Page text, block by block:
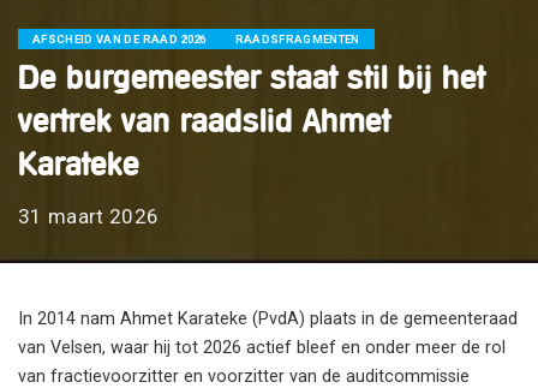
AFSCHEID VAN DE RAAD 2026 RAADSFRAGMENTEN
De burgemeester staat stil bij het
vertrek van raadslid Ahmet
Karateke
31 maart 2026
In 2014 nam Ahmet Karateke (PvdA) plaats in de gemeenteraad
van Velsen, waar hij tot 2026 actief bleef en onder meer de rol
van fractievoorzitter en voorzitter van de auditcommissie